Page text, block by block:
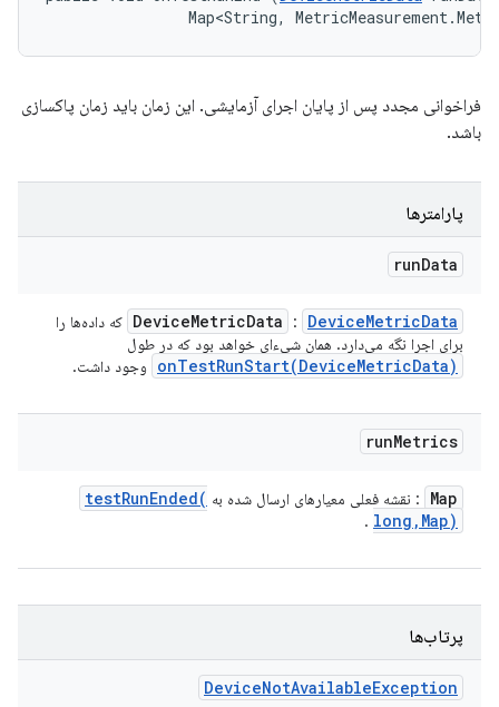
Map<String,
فراخوانی مجدد پس از پایان اجرای آزمایشی. این زمان باید زمان پاکسازی
باشد.
پارامترها
runData
DeviceMetricData : DeviceMetricData
که داده‌ها را
برای اجرا نگه می‌دارد. همان شیء‌ای خواهد بود که در طول
onTestRunStart(DeviceMetricData) وجود داشت.
runMetrics
Map : نقشه فعلی معیارهای ارسال شده به testRunEnded(
long , Map)
.
پرتاب‌ها
DeviceNotAvailableException